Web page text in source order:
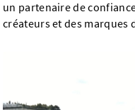
un partenaire de
créateurs et des marques